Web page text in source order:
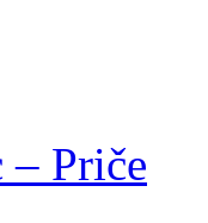
– Priče